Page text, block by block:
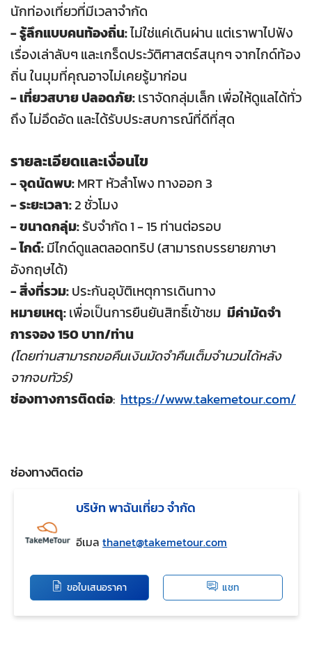
นักท่องเที่ยวที่มีเวลาจำกัด
- รู้ลึกแบบคนท้องถิ่น:ไม่ใช่แค่เดินผ่าน แต่เราพาไปฟัง
เรื่องเล่าลับๆ และเกร็ดประวัติศาสตร์สนุกๆ จากไกด์ท้อง
ถิ่น ในมุมที่คุณอาจไม่เคยรู้มาก่อน
- เที่ยวสบาย ปลอดภัย:เราจัดกลุ่มเล็ก เพื่อให้ดูแลได้ทั่ว
ถึง ไม่อึดอัด และได้รับประสบการณ์ที่ดีที่สุด
รายละเอียดและเงื่อนไข
- จุดนัดพบ:MRT หัวลำโพง ทางออก 3
- ระยะเวลา:2 ชั่วโมง
- ขนาดกลุ่ม:รับจำกัด 1 - 15 ท่านต่อรอบ
- ไกด์:มีไกด์ดูแลตลอดทริป (สามารถบรรยายภาษา
อังกฤษได้)
- สิ่งที่รวม:ประกันอุบัติเหตุการเดินทาง
หมายเหตุ:เพื่อเป็นการยืนยันสิทธิ์เข้าชม มีค่ามัดจำ
การจอง 150 บาท/ท่าน
(โดยท่านสามารถขอคืนเงินมัดจำคืนเต็มจำนวนได้หลัง
จากจบทัวร์)
ช่องทางการติดต่อ: https://www.takemetour.com/
ช่องทางติดต่อ
บริษัท พาฉันเที่ยว จำกัด
อีเมลthanet@takemetour.com
ขอใบเสนอราคา แชท